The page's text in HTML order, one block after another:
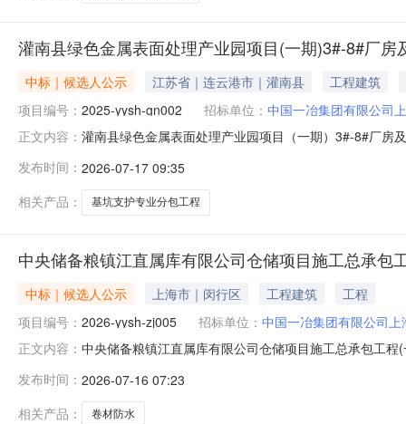
灌南县绿色金属表面处理产业园项目(一期)3#-8#厂
中标｜候选人公示 江苏省｜连云港市｜灌南县
工程建筑
项目编号： 2025-yysh-gn002 招标单位： 中国一冶集团有限公司
正文内容： 灌南县绿色金属表面处理产业园项目（一期）3#-8#厂房
面处理产业园项目（一期）3#-8#厂房及办公用房和配套
司；请未中标人联
发布时间： 2026-07-17 09:35
相关产品：
基坑支护专业分包工程
中央储备粮镇江直属库有限公司仓储项目施工总承
中标｜候选人公示 上海市｜闵行区 工程建筑
工程
项目编号： 2026-yysh-zj005 招标单位： 中国一冶集团有限公司上
正文内容： 中央储备粮镇江直属库有限公司仓储项目施工总承包工
承包工程(一标段)卷材防水专业分包工程第一位候选人：
上海分公司2025年
发布时间： 2026-07-16 07:23
相关产品：
卷材防水